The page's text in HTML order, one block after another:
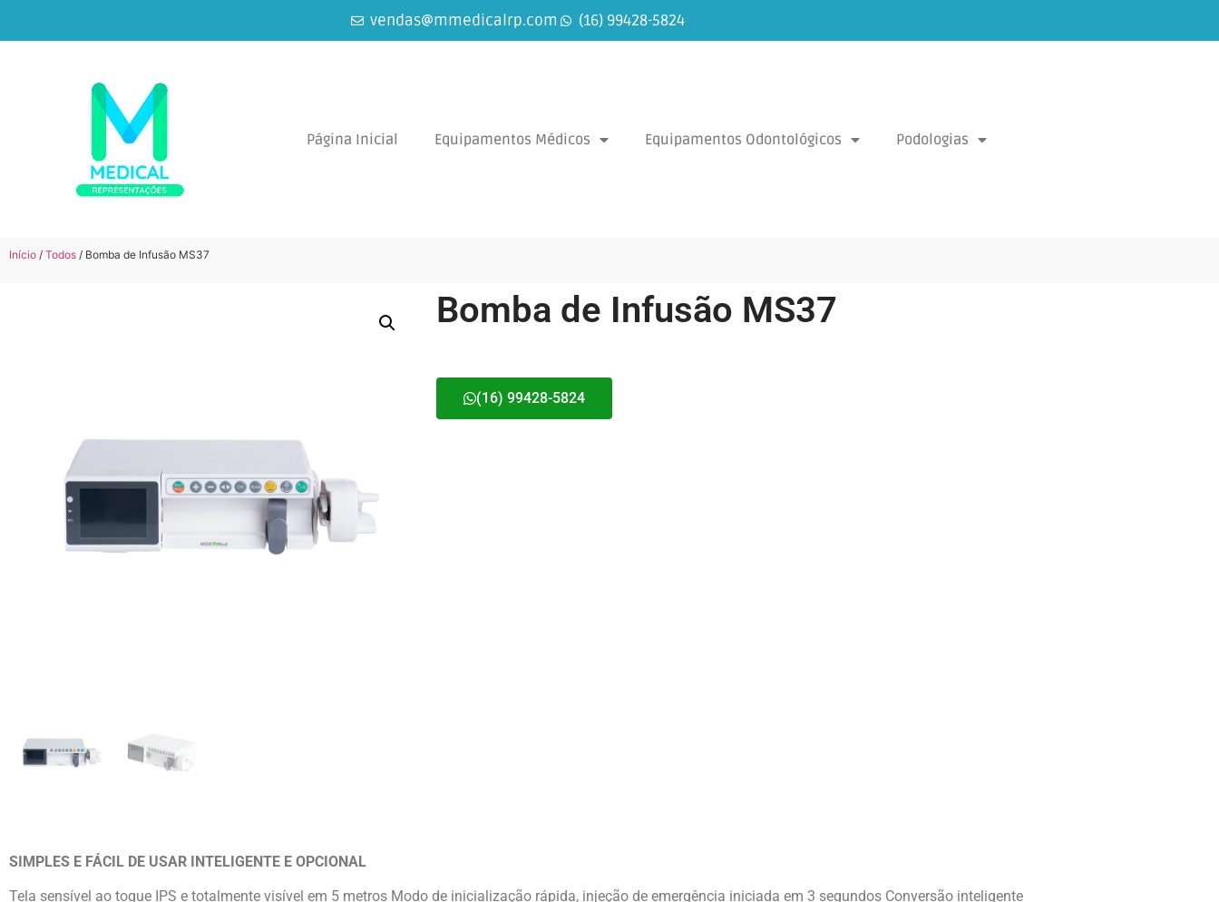
vendas@mmedicalrp.com (16) 99428-5824
Página Inicial Equipamentos Médicos Equipamentos Odontológicos Podologias
Início / Todos / Bomba de Infusão MS37
Bomba de Infusão MS37
(16) 99428-5824
SIMPLES E FÁCIL DE USAR INTELIGENTE E OPCIONAL
Tela sensível ao toque IPS e totalmente visível em 5 metros Modo de inicialização rápida, injeção de emergência iniciada em 3 segundos Conversão inteligente